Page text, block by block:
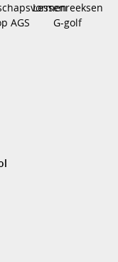
AGS
Lessenreeksen
G-golf